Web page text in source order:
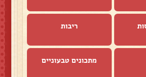
ריבות
מתכונים טבעוניים